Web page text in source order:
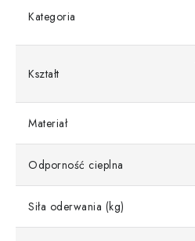
Kategoria
Kształt
Materiał
Odporność cieplna
Siła oderwania (kg)